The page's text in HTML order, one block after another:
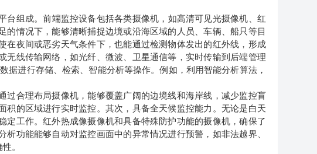
台组成。前端监控设备包括各类摄像机，如高清可见光摄像机、红
情况下，能够清晰捕捉边境或沿海区域的人员、车辆、船只等目
夜间或恶劣天气条件下，也能通过检测物体发出的红外线，形成
线传输网络，如光纤、微波、卫星通信等，实时传输到后端管理
进行存储、检索、智能分析等操作。例如，利用智能分析算法，
合理布局摄像机，能够覆盖广阔的边境线和海岸线，减少监控盲
的区域进行实时监控。其次，具备全天候监控能力。无论是白天
工作。红外热成像摄像机和具备特殊防护功能的摄像机，确保了
功能能够自动对监控画面中的异常情况进行预警，如非法越界、
。